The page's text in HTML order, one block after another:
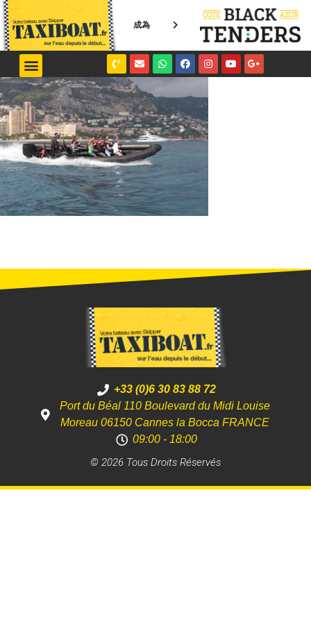
成為
+33 (0)6 30 83 88 72
Port du Béal 110 Boulevard du Midi Louise
Moreau 06150 Cannes la Bocca FRANCE
09:00 - 18:00
© 2026 Tous Droits Réservés